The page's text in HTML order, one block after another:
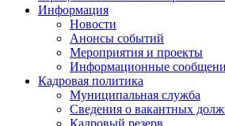
Информация
Новости
Анонсы событий
Мероприятия и проекты
Информационные
Кадровая политика
Муниципальная служба
Сведения о вакантных